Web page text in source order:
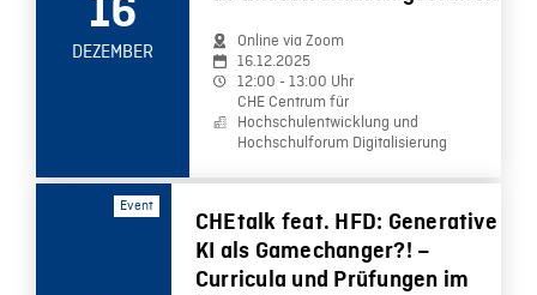
16
DEZEMBER
Online via Zoom
16.12.2025
12:00 - 13:00 Uhr
CHE Centrum für
Hochschulentwicklung und
Hochschulforum Digitalisierung
Event
CHEtalk feat. HFD: Generative
KI als Gamechanger?! –
Curricula und Prüfungen im